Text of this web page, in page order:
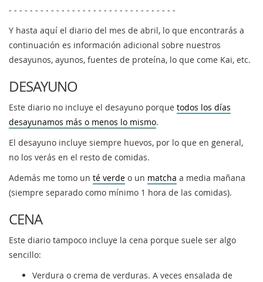
- - - - - - - - - - - - - - - - - - - - - - - - - - - - - - - -
Y hasta aquí el diario del mes de abril, lo que encontrarás a
continuación es información adicional sobre nuestros
desayunos, ayunos, fuentes de proteína, lo que come Kai, etc.
DESAYUNO
Este diario no incluye el desayuno porque todos los días
desayunamos más o menos lo mismo.
El desayuno incluye siempre huevos, por lo que en general,
no los verás en el resto de comidas.
Además me tomo un té verde o un matcha a media mañana
(siempre separado como mínimo 1 hora de las comidas).
CENA
Este diario tampoco incluye la cena porque suele ser algo
sencillo:
Verdura o crema de verduras. A veces ensalada de